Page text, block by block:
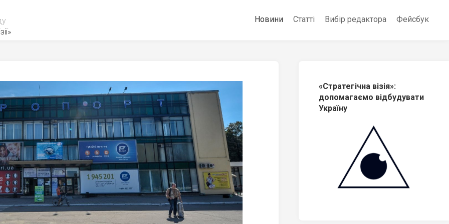
Новини Статті Вибір редактора Фейсбук
«Стратегічна візія»:
допомагаємо відбудувати
Україну